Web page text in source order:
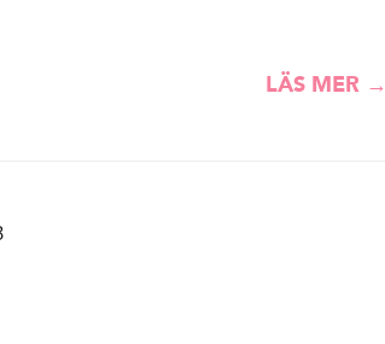
LÄS MER →